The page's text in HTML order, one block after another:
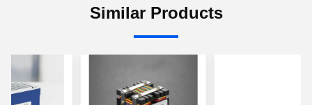
Similar Products